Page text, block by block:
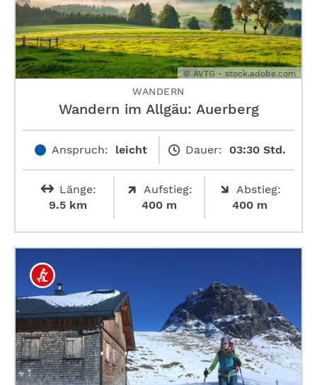
© AVTG - stock.adobe.com
WANDERN
Wandern im Allgäu: Auerberg
Anspruch: leicht Dauer: 03:30 Std.
Länge:
9.5 km
Aufstieg:
400 m
Abstieg:
400 m